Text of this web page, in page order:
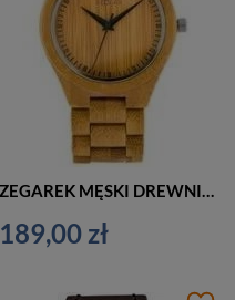
189,00 zł